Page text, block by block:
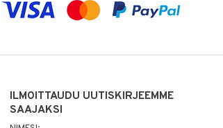
ILMOITTAUDU UUTISKIRJEEMME
SAAJAKSI